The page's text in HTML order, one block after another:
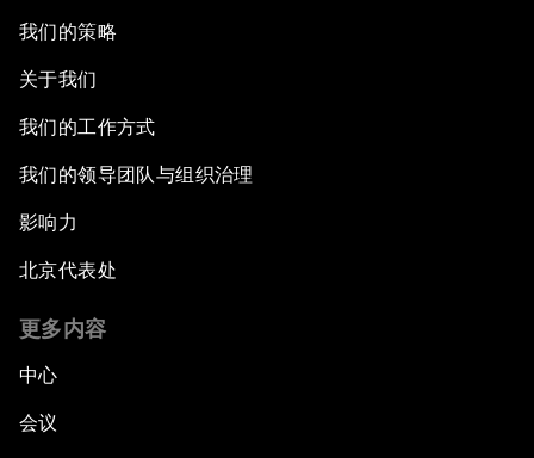
我们的策略
关于我们
我们的工作方式
我们的领导团队与组织治理
影响力
北京代表处
更多内容
中心
会议